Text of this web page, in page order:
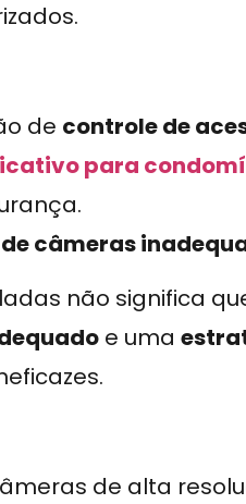
de controle de
para
câmeras
não significa
e uma
de alta